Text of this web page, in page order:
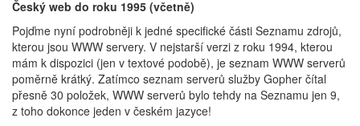
Český web do roku 1995 (včetně)
Pojďme nyní podrobněji k jedné specifické části Seznamu zdrojů,
kterou jsou WWW servery. V nejstarší verzi z roku 1994, kterou
mám k dispozici (jen v textové podobě), je seznam WWW serverů
poměrně krátký. Zatímco seznam serverů služby Gopher čítal
přesně 30 položek, WWW serverů bylo tehdy na Seznamu jen 9,
z toho dokonce jeden v českém jazyce!